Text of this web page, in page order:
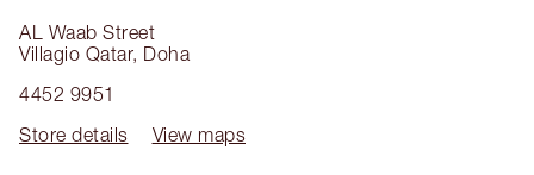
AL Waab Street
Villagio Qatar, Doha
4452 9951
Store details
View maps